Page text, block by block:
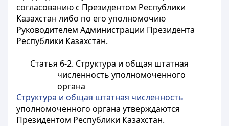
согласованию с Президентом Республики
Казахстан либо по его уполномочию
Руководителем Администрации Президента
Республики Казахстан.
Статья 6-2. Структура и общая штатная
численность уполномоченного
органа
Структура и общая штатная численность
уполномоченного органа утверждаются
Президентом Республики Казахстан.